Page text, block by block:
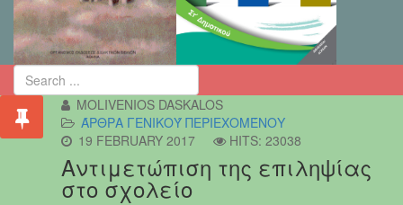
MOLIVENIOS DASKALOS
ΆΡΘΡΑ ΓΕΝΙΚΟΎ ΠΕΡΙΕΧΟΜΈΝΟΥ
19 FEBRUARY 2017
HITS: 23038
Αντιμετώπιση της επιληψίας
στο σχολείο